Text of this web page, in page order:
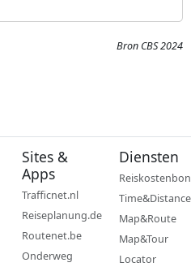
Bron CBS 2024
Sites &
Apps
Trafficnet.nl
Reiseplanung.de
Routenet.be
Onderweg
Diensten
Reiskostenbon
Time&Distance
Map&Route
Map&Tour
Locator